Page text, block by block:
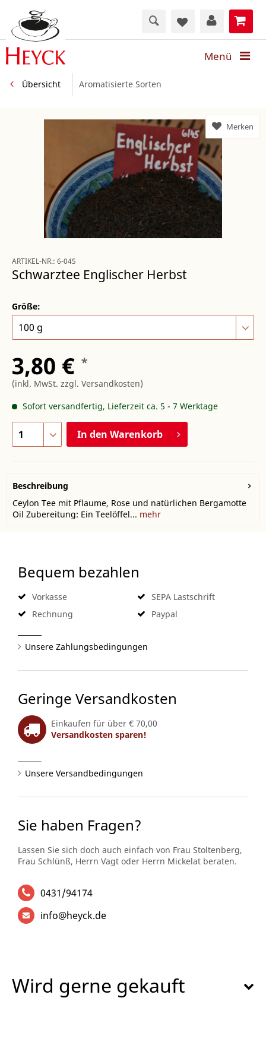
Menü
Übersicht Aromatisierte Sorten
ARTIKEL-NR.: 6-045
Schwarztee Englischer Herbst
Größe:
3,80 € *
(inkl. MwSt. zzgl. Versandkosten)
Sofort versandfertig, Lieferzeit ca. 5 - 7 Werktage
In den Warenkorb
Merken
Beschreibung
Ceylon Tee mit Pflaume, Rose und natürlichen Bergamotte
Oil Zubereitung: Ein Teelöffel... mehr
Bequem bezahlen
Vorkasse
Rechnung
SEPA Lastschrift
Paypal
Unsere Zahlungsbedingungen
Geringe Versandkosten
Einkaufen für über € 70,00
Versandkosten sparen!
Unsere Versandbedingungen
Sie haben Fragen?
Lassen Sie sich doch auch einfach von Frau Stoltenberg,
Frau Schlünß, Herrn Vagt oder Herrn Mickelat beraten.
0431/94174
info@heyck.de
Wird gerne gekauft